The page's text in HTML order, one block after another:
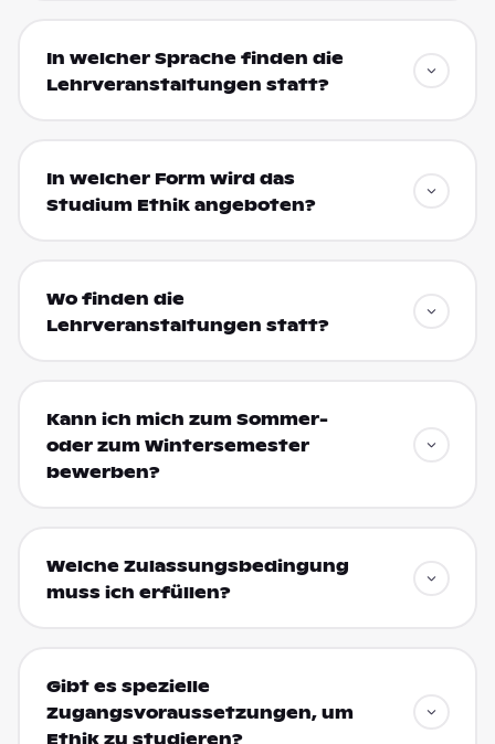
In welcher Sprache finden die
Lehrveranstaltungen statt?
In welcher Form wird das
Studium Ethik angeboten?
Wo finden die
Lehrveranstaltungen statt?
Kann ich mich zum Sommer-
oder zum Wintersemester
bewerben?
Welche Zulassungsbedingung
muss ich erfüllen?
Gibt es spezielle
Zugangsvoraussetzungen, um
Ethik zu studieren?